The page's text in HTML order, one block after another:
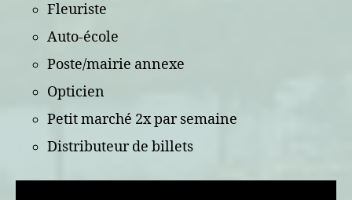
Fleuriste
Auto-école
Poste/mairie annexe
Opticien
Petit marché 2x par semaine
Distributeur de billets